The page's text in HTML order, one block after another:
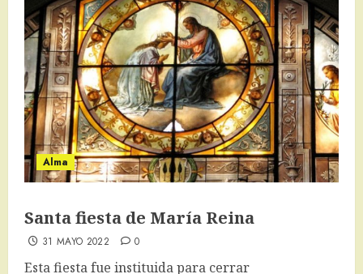
Alma
Santa fiesta de María Reina
31 MAYO 2022 0
Esta fiesta fue instituida para cerrar